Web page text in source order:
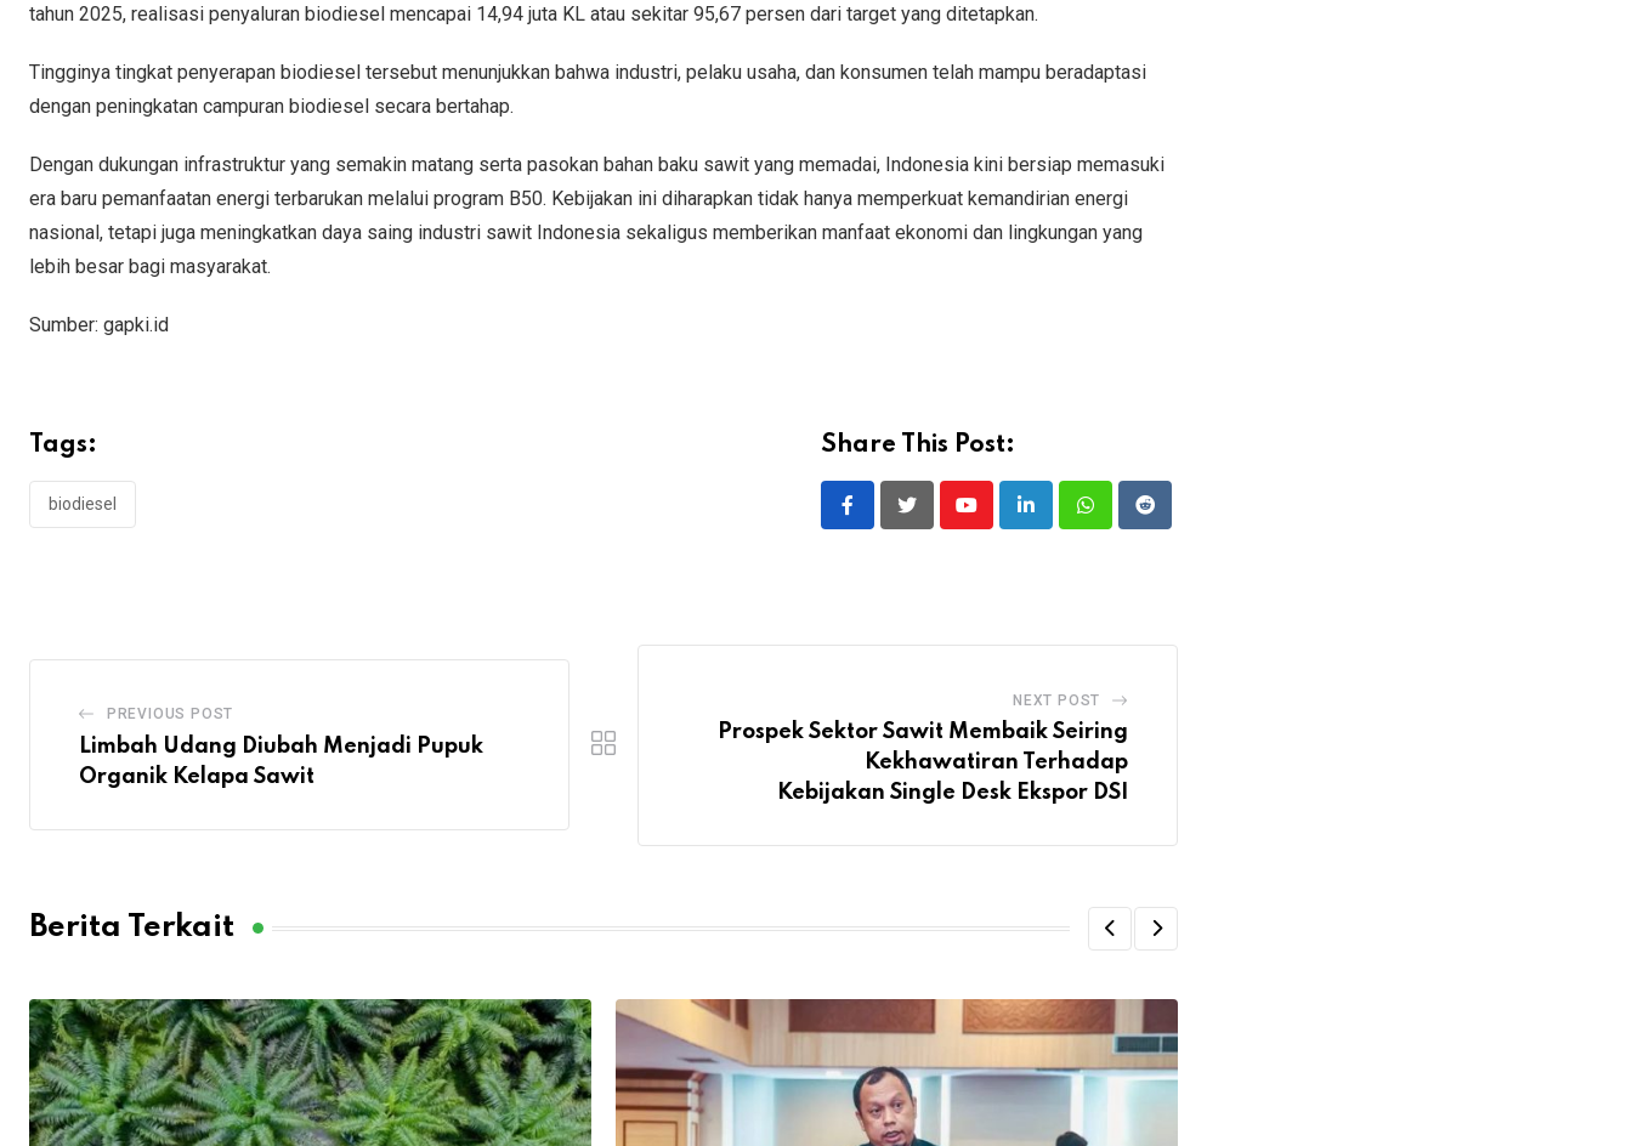
tahun 2025, realisasi penyaluran biodiesel mencapai 14,94 juta KL atau sekitar 95,67 persen dari target yang ditetapkan.
Tingginya tingkat penyerapan biodiesel tersebut menunjukkan bahwa industri, pelaku usaha, dan konsumen telah mampu beradaptasi
dengan peningkatan campuran biodiesel secara bertahap.
Dengan dukungan infrastruktur yang semakin matang serta pasokan bahan baku sawit yang memadai, Indonesia kini bersiap memasuki
era baru pemanfaatan energi terbarukan melalui program B50. Kebijakan ini diharapkan tidak hanya memperkuat kemandirian energi
nasional, tetapi juga meningkatkan daya saing industri sawit Indonesia sekaligus memberikan manfaat ekonomi dan lingkungan yang
lebih besar bagi masyarakat.
Sumber: gapki.id
Tags:
biodiesel
Share This Post:
YoutubeLinkedInWhatsappReddit
PREVIOUS POST
Limbah Udang Diubah Menjadi Pupuk
Organik Kelapa Sawit
NEXT POST
Prospek Sektor Sawit Membaik Seiring
Kekhawatiran Terhadap
Kebijakan Single Desk Ekspor DSI
Berita Terkait